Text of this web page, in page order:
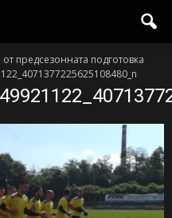
предсезонната подготовка